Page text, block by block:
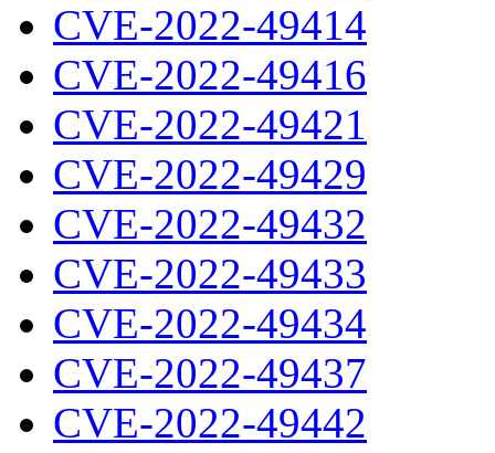
CVE-2022-49414
CVE-2022-49416
CVE-2022-49421
CVE-2022-49429
CVE-2022-49432
CVE-2022-49433
CVE-2022-49434
CVE-2022-49437
CVE-2022-49442